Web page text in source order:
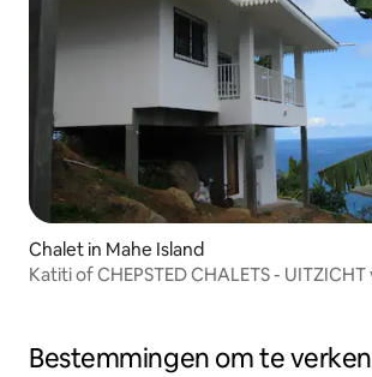
Chalet in Mahe Island
Katiti of CHEPSTED CHALETS -
Bestemmingen om te